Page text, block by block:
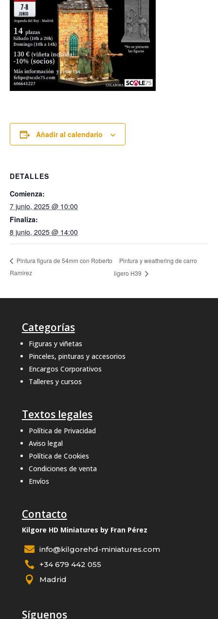
Añadir al calendario
DETALLES
Comienza:
7 junio, 2025 @ 10:00
Finaliza:
8 junio, 2025 @ 14:00
Pintura figura de 54mm con Roberto
Ramirez
Pintura y weathering de carro
ligero H39
Categorías
Figuras y viñetas
Pinceles, pinturas y accesorios
Encargos Corporativos
Talleres y cursos
Textos legales
Política de Privacidad
Aviso legal
Política de Cookies
Condiciones de venta
Envíos
Contacto
Kilgore HD Miniatures by Fran Pérez
 info@kilgorehd-miniatures.com
 +34 679 442 055
 Madrid
Síguenos